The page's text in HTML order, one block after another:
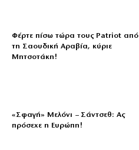
Φέρτε πίσω τώρα τους Patriot από
τη Σαουδική Αραβία, κύριε
Μητσοτάκη!
«Σφαγή» Μελόνι – Σάντσεθ: Ας
πρόσεχε η Ευρώπη!